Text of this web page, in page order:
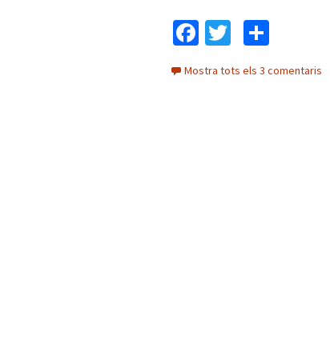
Fa
ce
b
T
wi
tt
m
Mostra tots els 3 comentaris